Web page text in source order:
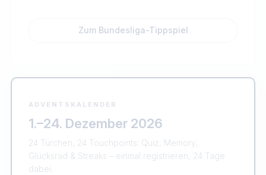
Zum Bundesliga-Tippspiel
ADVENTSKALENDER
1.–24. Dezember 2026
24 Türchen, 24 Touchpoints: Quiz, Memory,
Glücksrad & Streaks – einmal registrieren, 24 Tage
dabei.